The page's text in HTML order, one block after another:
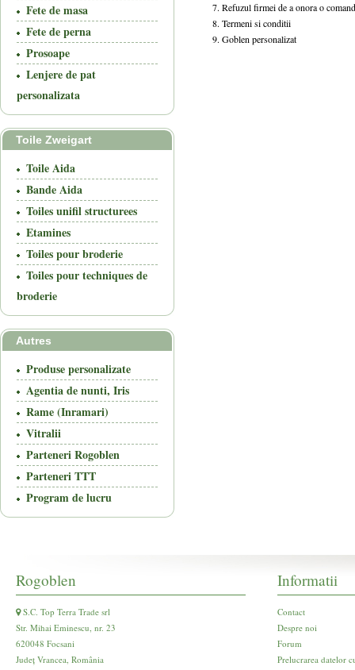
Fete de masa
Fete de perna
Prosoape
Lenjere de pat
personalizata
Toile Zweigart
Toile Aida
Bande Aida
Toiles unifil structurees
Etamines
Toiles pour broderie
Toiles pour techniques de
broderie
Autres
Produse personalizate
Agentia de nunti, Iris
Rame (Inramari)
Vitralii
Parteneri Rogoblen
Parteneri TTT
Program de lucru
Refuzul firmei de a onora o
Termeni si conditii
Goblen personalizat
Rogoblen
S.C. Top Terra Trade srl
Str. Mihai Eminescu, nr. 23
620048 Focsani
Județ Vrancea, România
Informatii
Contact
Despre noi
Forum
Prelucrarea datelor